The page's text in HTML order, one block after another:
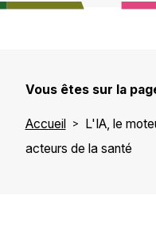
Vous êtes sur la
Accueil
L'IA, le
acteurs de la santé